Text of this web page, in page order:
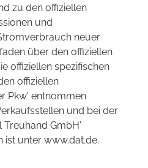
zu den offiziellen
und
neuer
über den offiziellen
offiziellen spezifischen
offiziellen
Pkw' entnommen
und bei der
GmbH'
ist unter www.dat.de.